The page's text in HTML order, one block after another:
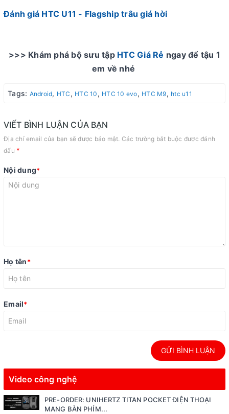
Đánh giá HTC U11 - Flagship trâu giá hời
>>> Khám phá bộ sưu tập HTC Giá Rẻ ngay để tậu 1
em về nhé
Tags: Android, HTC , HTC 10 , HTC 10 evo, HTC M9, htc u11
VIẾT BÌNH LUẬN CỦA BẠN
Địa chỉ email của bạn sẽ được bảo mật. Các trường bắt buộc được đánh
dấu *
Nội dung*
Họ tên*
Email*
GỬI BÌNH LUẬN
Video công nghệ
PRE-ORDER: UNIHERTZ TITAN POCKET ĐIỆN THOẠI
MANG BÀN PHÍM...